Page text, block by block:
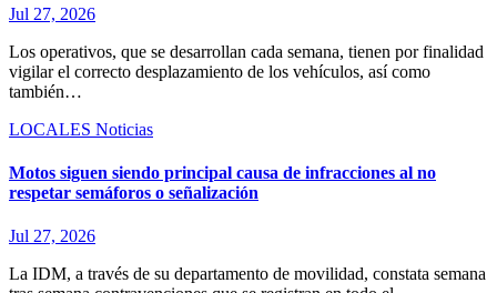
Jul 27, 2026
Los operativos, que se desarrollan cada semana, tienen por finalidad
vigilar el correcto desplazamiento de los vehículos, así como
también…
LOCALES Noticias
Motos siguen siendo principal causa de infracciones al no
respetar semáforos o señalización
Jul 27, 2026
La IDM, a través de su departamento de movilidad, constata semana